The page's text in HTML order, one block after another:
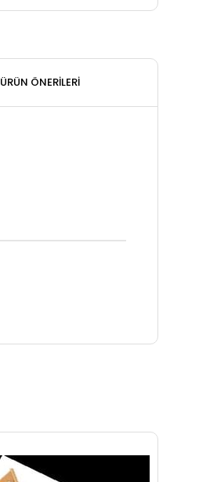
ÜRÜN ÖNERILERI